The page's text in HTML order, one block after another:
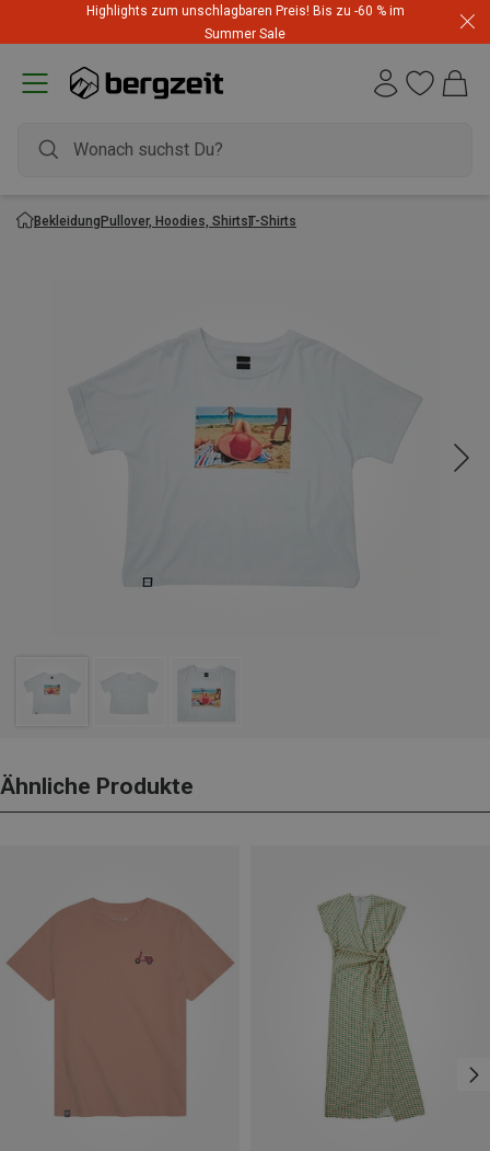
Highlights zum unschlagbaren Preis! Bis zu -60 % im
Summer Sale
BekleidungPullover, Hoodies, ShirtsT-Shirts
Ähnliche Produkte